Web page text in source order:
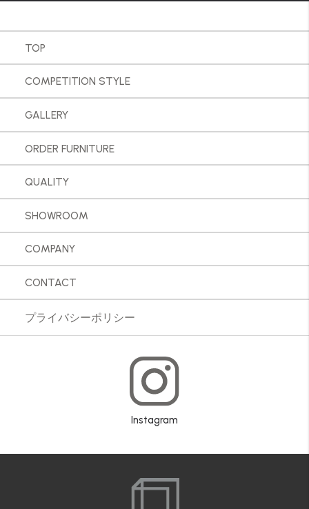
TOP
COMPETITION STYLE
GALLERY
ORDER FURNITURE
QUALITY
SHOWROOM
COMPANY
CONTACT
プライバシーポリシー
Instagram